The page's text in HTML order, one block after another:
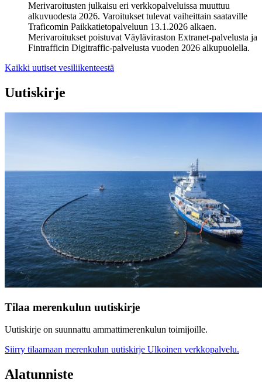
Merivaroitusten julkaisu eri verkkopalveluissa muuttuu
alkuvuodesta 2026. Varoitukset tulevat vaiheittain saataville
Traficomin Paikkatietopalveluun 13.1.2026 alkaen.
Merivaroitukset poistuvat Väyläviraston Extranet-palvelusta ja
Fintrafficin Digitraffic-palvelusta vuoden 2026 alkupuolella.
Kaikki uutiset vesiliikenteestä
Uutiskirje
Tilaa merenkulun uutiskirje
Uutiskirje on suunnattu ammattimerenkulun toimijoille.
Siirry tilaamaan merenkulun uutiskirje Ulkoinen verkkopalvelu.
Alatunniste